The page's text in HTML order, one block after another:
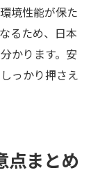
境性能が保た
るため、日本
かります。安
っかり押さえ
点まとめ